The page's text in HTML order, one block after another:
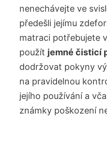
nenechávejte ve
předešli jejímu
matraci potřebujete
použít jemné čisticí
dodržovat pokyny
na pravidelnou
jejího používání a
známky poškození